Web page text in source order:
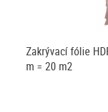
Zakrývací fólie
m = 20 m2